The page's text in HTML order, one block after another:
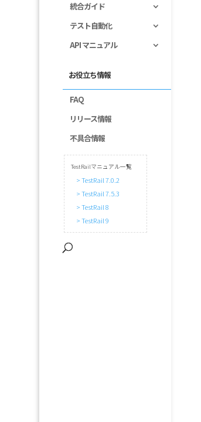
統合ガイド
テスト自動化
API マニュアル
お役立ち情報
FAQ
リリース情報
不具合情報
TestRailマニュアル一覧
> TestRail 7.0.2
> TestRail 7.5.3
> TestRail 8
> TestRail 9